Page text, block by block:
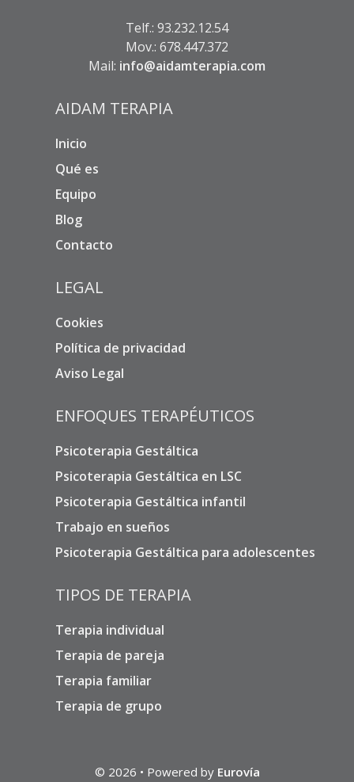
Telf.: 93.232.12.54
Mov.: 678.447.372
Mail: info@aidamterapia.com
AIDAM TERAPIA
Inicio
Qué es
Equipo
Blog
Contacto
LEGAL
Cookies
Política de privacidad
Aviso Legal
ENFOQUES TERAPÉUTICOS
Psicoterapia Gestáltica
Psicoterapia Gestáltica en LSC
Psicoterapia Gestáltica infantil
Trabajo en sueños
Psicoterapia Gestáltica para adolescentes
TIPOS DE TERAPIA
Terapia individual
Terapia de pareja
Terapia familiar
Terapia de grupo
© 2026 • Powered by Eurovía